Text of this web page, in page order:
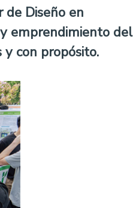
Diseño en
emprendimiento del
con propósito.